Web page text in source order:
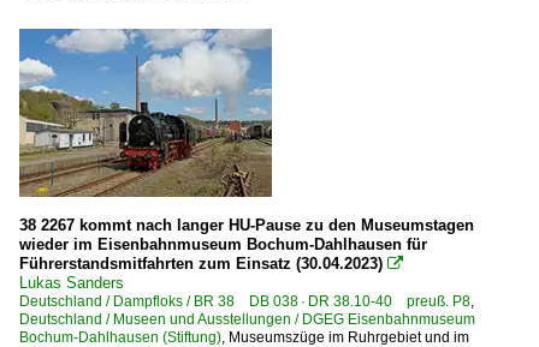
38 2267 kommt nach langer HU-Pause zu den Museumstagen
wieder im Eisenbahnmuseum Bochum-Dahlhausen für
Führerstandsmitfahrten zum Einsatz (30.04.2023) 
Lukas Sanders
Deutschland / Dampfloks / BR 38 DB 038 · DR 38.10-40 preuß. P8,
Deutschland / Museen und Ausstellungen / DGEG Eisenbahnmuseum
Bochum-Dahlhausen (Stiftung), Museumszüge im Ruhrgebiet und im